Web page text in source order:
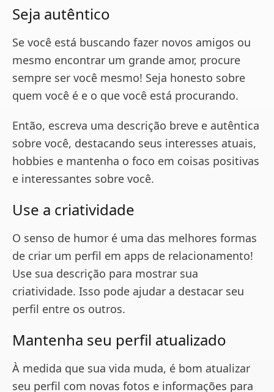
Seja autêntico
Se você está buscando fazer novos amigos ou
mesmo encontrar um grande amor, procure
sempre ser você mesmo! Seja honesto sobre
quem você é e o que você está procurando.
Então, escreva uma descrição breve e autêntica
sobre você, destacando seus interesses atuais,
hobbies e mantenha o foco em coisas positivas
e interessantes sobre você.
Use a criatividade
O senso de humor é uma das melhores formas
de criar um perfil em apps de relacionamento!
Use sua descrição para mostrar sua
criatividade. Isso pode ajudar a destacar seu
perfil entre os outros.
Mantenha seu perfil atualizado
À medida que sua vida muda, é bom atualizar
seu perfil com novas fotos e informações para